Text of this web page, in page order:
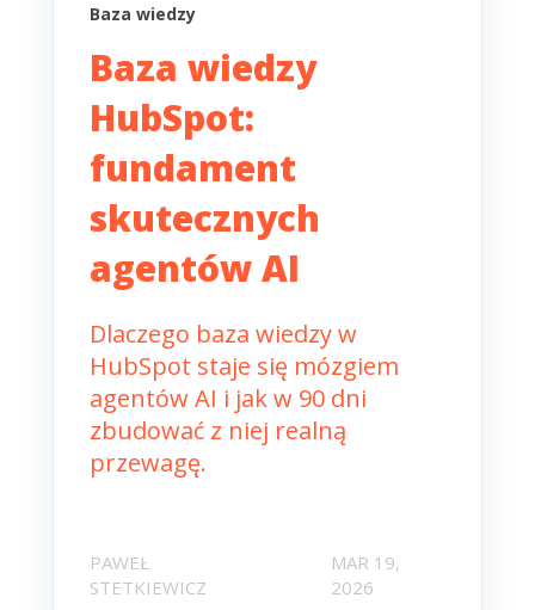
Baza wiedzy
Baza wiedzy
HubSpot:
fundament
skutecznych
agentów AI
Dlaczego baza wiedzy w
HubSpot staje się mózgiem
agentów AI i jak w 90 dni
zbudować z niej realną
przewagę.
PAWEŁ
STETKIEWICZ
MAR 19,
2026